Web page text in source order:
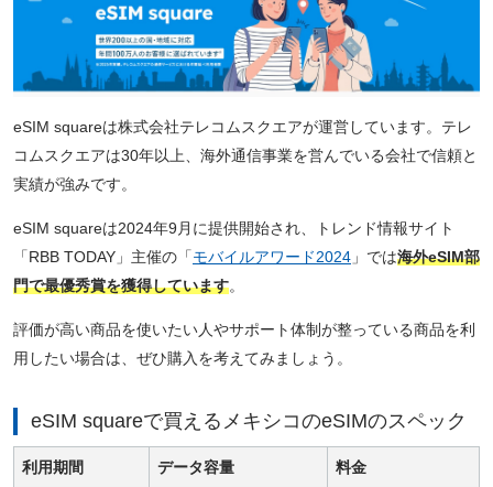
eSIM squareは株式会社テレコムスクエアが運営しています。テレ
コムスクエアは30年以上、海外通信事業を営んでいる会社で信頼と
実績が強みです。
eSIM squareは2024年9月に提供開始され、トレンド情報サイト
「RBB TODAY」主催の「モバイルアワード2024 」では海外eSIM部
門で最優秀賞を獲得しています。
評価が高い商品を使いたい人やサポート体制が整っている商品を利
用したい場合は、ぜひ購入を考えてみましょう。
eSIM squareで買えるメキシコのeSIMのスペック
利用期間 データ容量 料金